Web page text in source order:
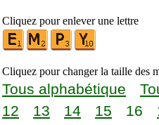
Cliquez pour enlever une lettre
Cliquez pour changer la taille des
Tous alphabétique
12
13 14 15 16